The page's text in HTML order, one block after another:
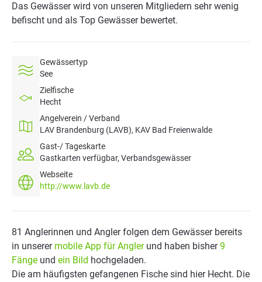
Das Gewässer wird von unseren Mitgliedern sehr wenig
befischt und als Top Gewässer bewertet.
Gewässertyp
See
Zielfische
Hecht
Angelverein / Verband
LAV Brandenburg (LAVB), KAV Bad Freienwalde
Gast-/ Tageskarte
Gastkarten verfügbar, Verbandsgewässer
Webseite
http://www.lavb.de
81 Anglerinnen und Angler folgen dem Gewässer bereits
in unserer mobile App für Anglerund haben bisher9
Fänge und ein Bild hochgeladen.
Die am häufigsten gefangenen Fische sind hier Hecht. Die